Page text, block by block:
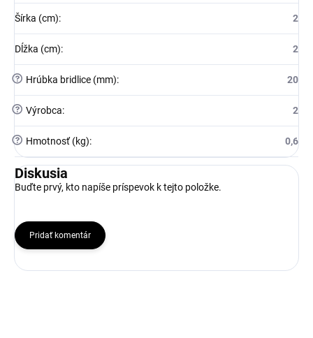
Šírka (cm): 2
Dĺžka (cm): 2
? Hrúbka bridlice (mm): 20
? Výrobca: 2
? Hmotnosť (kg): 0,6
Diskusia
Buďte prvý, kto napíše príspevok k tejto položke.
Pridať komentár